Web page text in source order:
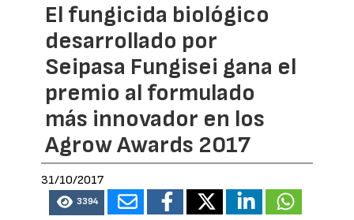
El fungicida biológico
desarrollado por
Seipasa Fungisei gana el
premio al formulado
más innovador en los
Agrow Awards 2017
31/10/2017
3394